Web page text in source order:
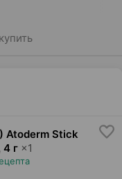
Atoderm Stick
4 г ×1